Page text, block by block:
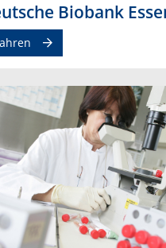
Biobank